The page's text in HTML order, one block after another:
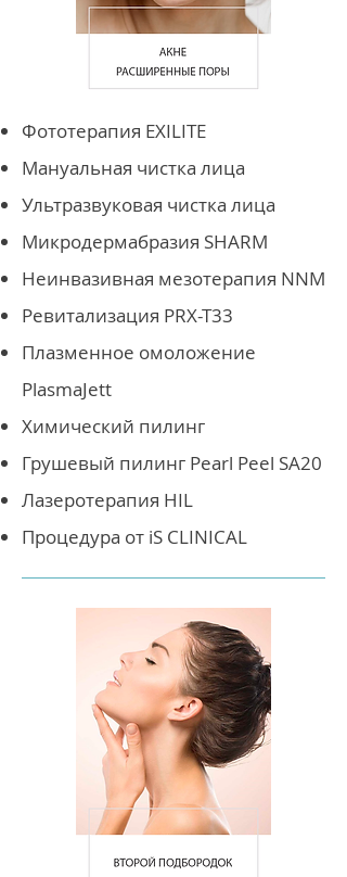
Фототерапия EXILITE
Мануальная чистка лица
Ультразвуковая чистка лица
Микродермабразия SHARM
Неинвазивная мезотерапия NNM
Ревитализация PRX-T33
Плазменное омоложение
PlasmaJett
Химический пилинг
Грушевый пилинг Pearl Peel SA20
Лазеротерапия HIL
Процедура от iS CLINICAL